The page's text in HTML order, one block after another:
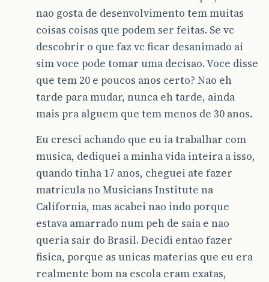
nao gosta de desenvolvimento tem muitas
coisas coisas que podem ser feitas. Se vc
descobrir o que faz vc ficar desanimado ai
sim voce pode tomar uma decisao. Voce disse
que tem 20 e poucos anos certo? Nao eh
tarde para mudar, nunca eh tarde, ainda
mais pra alguem que tem menos de 30 anos.
Eu cresci achando que eu ia trabalhar com
musica, dediquei a minha vida inteira a isso,
quando tinha 17 anos, cheguei ate fazer
matricula no Musicians Institute na
California, mas acabei nao indo porque
estava amarrado num peh de saia e nao
queria sair do Brasil. Decidi entao fazer
fisica, porque as unicas materias que eu era
realmente bom na escola eram exatas,